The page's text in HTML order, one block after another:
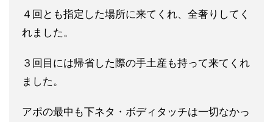
４回とも指定した場所に来てくれ、全奢りしてく
れました。
３回目には帰省した際の手土産も持って来てくれ
ました。
アポの最中も下ネタ・ボディタッチは一切なかっ